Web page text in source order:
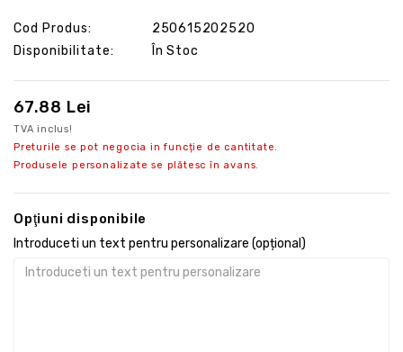
Cod Produs:
250615202520
Disponibilitate:
În Stoc
67.88 Lei
TVA inclus!
Preturile se pot negocia in funcție de cantitate.
Produsele personalizate se plătesc în avans.
Opţiuni disponibile
Introduceti un text pentru personalizare (opțional)